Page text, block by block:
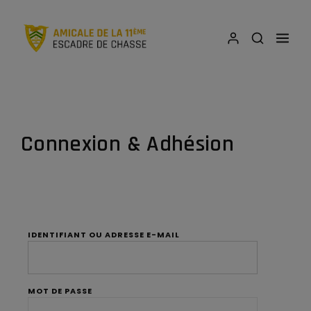
Connexion & Adhésion
IDENTIFIANT OU ADRESSE E-MAIL
MOT DE PASSE